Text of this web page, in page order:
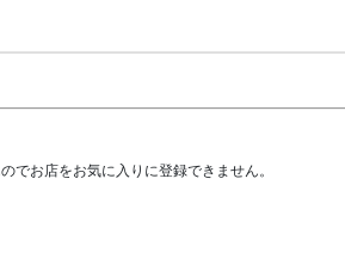
お店をお気に入りに登録できません。